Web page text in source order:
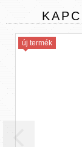
új termék